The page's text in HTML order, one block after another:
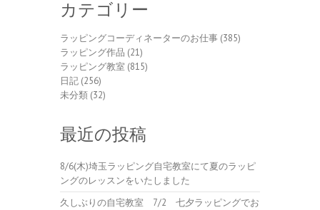
カテゴリー
ラッピングコーディネーターのお仕事 (385)
ラッピング作品 (21)
ラッピング教室 (815)
日記 (256)
未分類 (32)
最近の投稿
8/6(木)埼玉ラッピング自宅教室にて夏のラッピ
ングのレッスンをいたしました
久しぶりの自宅教室 7/2 七夕ラッピングでお